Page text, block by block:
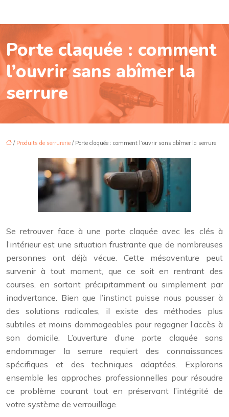
Porte claquée : comment
l’ouvrir sans abîmer la
serrure
/ Produits de serrurerie / Porte claquée : comment l’ouvrir sans abîmer la serrure
Se retrouver face à une porte claquée avec les clés à
l’intérieur est une situation frustrante que de nombreuses
personnes ont déjà vécue. Cette mésaventure peut
survenir à tout moment, que ce soit en rentrant des
courses, en sortant précipitamment ou simplement par
inadvertance. Bien que l’instinct puisse nous pousser à
des solutions radicales, il existe des méthodes plus
subtiles et moins dommageables pour regagner l’accès à
son domicile. L’ouverture d’une porte claquée sans
endommager la serrure requiert des connaissances
spécifiques et des techniques adaptées. Explorons
ensemble les approches professionnelles pour résoudre
ce problème courant tout en préservant l’intégrité de
votre système de verrouillage.